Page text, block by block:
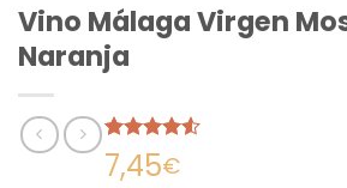
Vino Málaga Virgen
Naranja
Valorado
con4.50
2
7,45€